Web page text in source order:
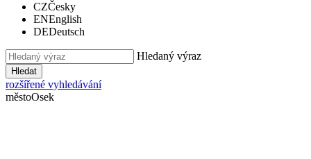
CZČesky
ENEnglish
DEDeutsch
Hledaný výraz
Hledat
rozšířené vyhledávání
městoOsek